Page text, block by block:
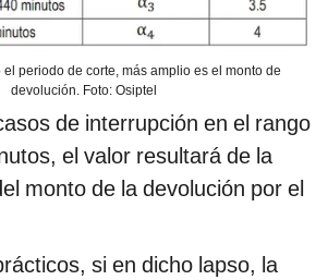
el periodo de corte, más amplio es el monto de
devolución. Foto: Osiptel
de interrupción en el rango
el valor resultará de la
monto de la devolución por el
si en dicho lapso, la